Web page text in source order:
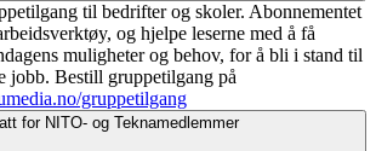
til bedrifter og skoler. Abonnementet
og hjelpe leserne med å få
muligheter og behov, for å bli i stand til
jobb. Bestill gruppetilgang på
gruppetilgang
for NITO- og Teknamedlemmer